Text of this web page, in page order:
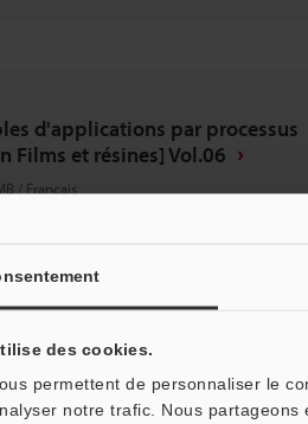
des cookies.
permettent de personnaliser le
notre trafic. Nous
d'applications par processus
Films et résines] Vol.06
/ Français
la liste des téléchargements